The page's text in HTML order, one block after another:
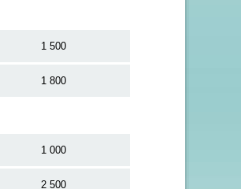
1 500
1 800
1 000
2 500